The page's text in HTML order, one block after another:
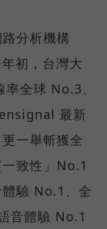
分析機構
初，台灣大
全球 No.3、
最新
一舉斬獲全
致性」No.1
驗 No.1、全
音體驗 No.1